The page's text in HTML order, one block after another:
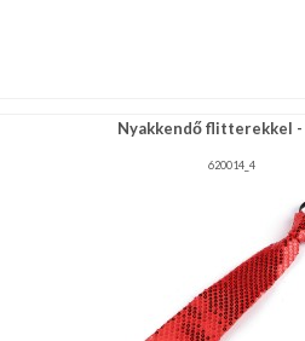
Nyakkendő flitterekkel -
620014_4